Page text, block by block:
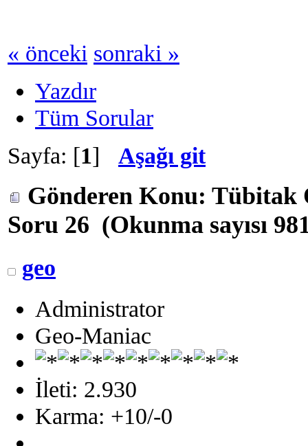
« önceki sonraki »
Yazdır
Tüm Sorular
Sayfa: [1] Aşağı git
Gönderen Konu: Tübitak
Soru 26 (Okunma sayısı
geo
Administrator
Geo-Maniac
İleti: 2.930
Karma: +10/-0